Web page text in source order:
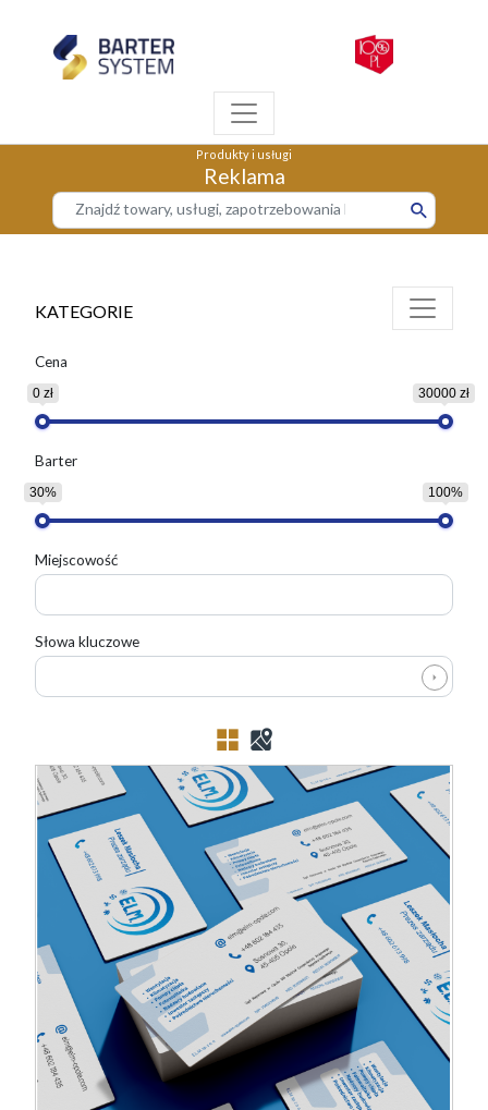
Produkty i usługi
Reklama
KATEGORIE
Cena
0 zł 30000 zł
Barter
30% 100%
Miejscowość
Słowa kluczowe